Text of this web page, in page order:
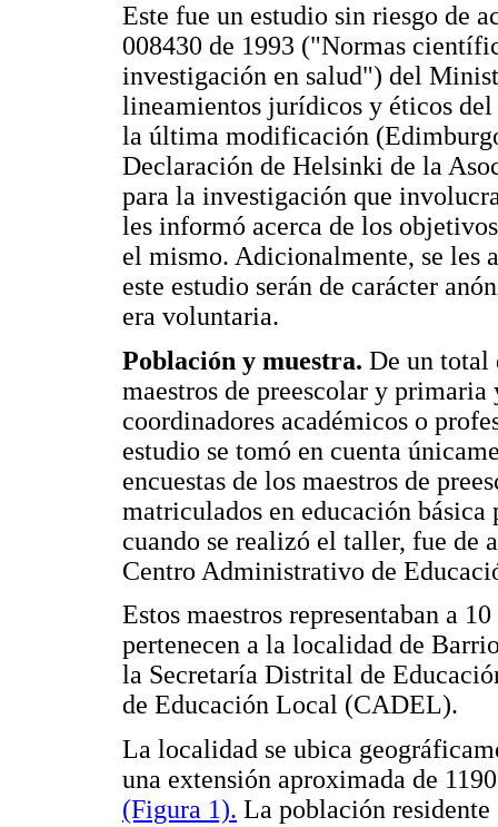
Este fue un estudio sin riesgo de
008430 de 1993 ("Normas
investigación en salud") del
lineamientos jurídicos y éticos
la última modificación
Declaración de Helsinki de la
para la investigación que
les informó acerca de los
el mismo. Adicionalmente, se les
este estudio serán de carácter
era voluntaria.
Población y muestra. De un total
maestros de preescolar y
coordinadores académicos o
estudio se tomó en cuenta
encuestas de los maestros de
matriculados en educación
cuando se realizó el taller, fue de
Centro Administrativo de
Estos maestros representaban a
pertenecen a la localidad de
la Secretaría Distrital de
de Educación Local (CADEL).
La localidad se ubica
una extensión aproximada de
(Figura 1). La población residente